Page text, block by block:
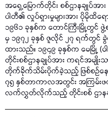
အရှေ့မြောက်တိုင်း စစ်ဌာနချုပ်အာ
ပါတီ၏ လှုပ်ရှားမှုများအား ပိုမို
၁၉၆၁ ခုနှစ်က တောင်ကြီးမြို့တွင်
မှ ၁၉၇၂ ခုနှစ် ဇူလိုင် ၂၇ ရက်တွင်
ထားသည်။ ၁၉၄၉ ခုနှစ်က မေမြို့ (ဝ
တိုင်းစစ်ဌာနချုပ်အား ကရင်အမျို
တိုက်ခိုက်သိမ်းပိုက်ခဲ့သည့် ဖြစ်စဉ်နေ
၇၅ နှစ်တာကာလအတွင်း အကြမ်း
လက်လွှတ်လိုက်သည့် တိုင်းစစ် ဌာနခ